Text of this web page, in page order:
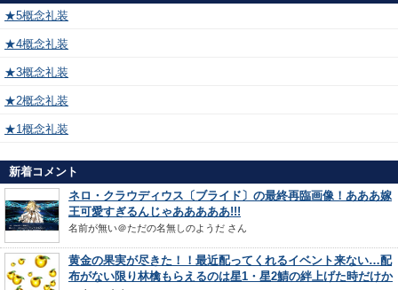
★5概念礼装
★4概念礼装
★3概念礼装
★2概念礼装
★1概念礼装
新着コメント
ネロ・クラウディウス〔ブライド〕の最終再臨画像！あああ嫁
王可愛すぎるんじゃあああああ!!!
名前が無い＠ただの名無しのようだ さん
黄金の果実が尽きた！！最近配ってくれるイベント来ない…配
布がない限り林檎もらえるのは星1・星2鯖の絆上げた時だけか